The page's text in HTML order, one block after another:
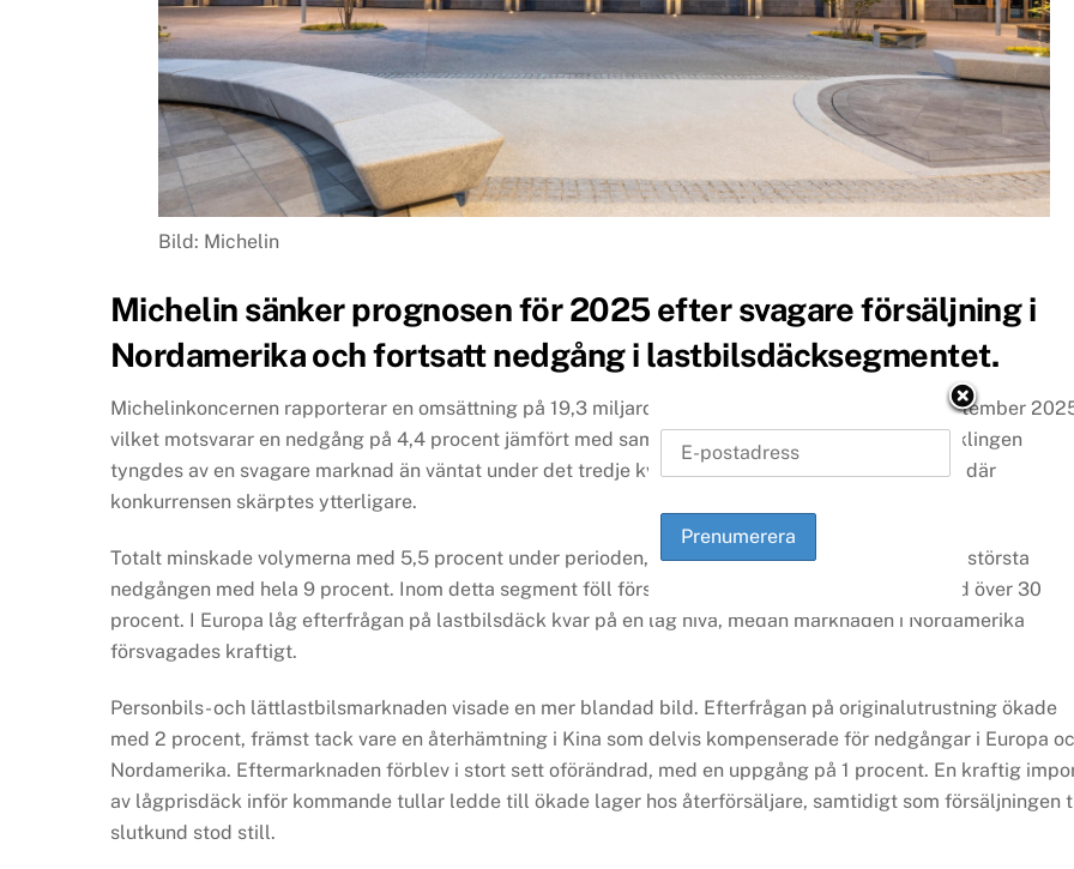
Bild: Michelin
Michelin sänker prognosen för 2025 efter svagare försäljning i
Nordamerika och fortsatt nedgång i lastbilsdäcksegmentet.
Michelinkoncernen rapporterar en omsättning på 19,3 miljarder euro för perioden januari till september
vilket motsvarar en nedgång på 4,4 procent jämfört med samma period i fjol. Försäljningsutvecklingen
tyngdes av en svagare marknad än väntat under det tredje kvartalet, framför allt i Nordamerika, där
konkurrensen skärptes ytterligare.
Totalt minskade volymerna med 5,5 procent under perioden, där lastbilssegmentet stod för den största
nedgången med hela 9 procent. Inom detta segment föll försäljningen till originalutrustning med över 30
procent. I Europa låg efterfrågan på lastbilsdäck kvar på en låg nivå, medan marknaden i Nordamerika
försvagades kraftigt.
Personbils- och lättlastbilsmarknaden visade en mer blandad bild. Efterfrågan på originalutrustning ökade
med 2 procent, främst tack vare en återhämtning i Kina som delvis kompenserade för nedgångar i Europa
Nordamerika. Eftermarknaden förblev i stort sett oförändrad, med en uppgång på 1 procent. En kraftig
av lågprisdäck inför kommande tullar ledde till ökade lager hos återförsäljare, samtidigt som försäljningen
slutkund stod still.